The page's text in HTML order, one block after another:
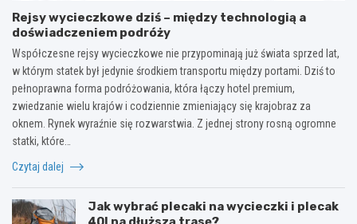
Rejsy wycieczkowe dziś – między technologią a
doświadczeniem podróży
Współczesne rejsy wycieczkowe nie przypominają już świata sprzed lat,
w którym statek był jedynie środkiem transportu między portami. Dziś to
pełnoprawna forma podróżowania, która łączy hotel premium,
zwiedzanie wielu krajów i codziennie zmieniający się krajobraz za
oknem. Rynek wyraźnie się rozwarstwia. Z jednej strony rosną ogromne
statki, które…
Czytaj dalej
Jak wybrać plecaki na wycieczki i plecak